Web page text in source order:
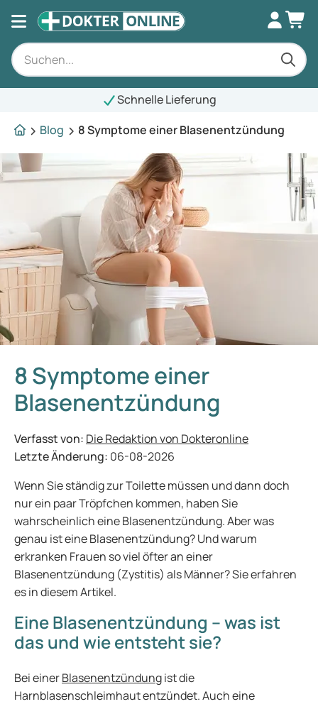
Schnelle Lieferung
Blog
8 Symptome einer Blasenentzündung
8 Symptome einer
Blasenentzündung
Verfasst von: Die Redaktion von Dokteronline
Letzte Änderung: 06-08-2026
Wenn Sie ständig zur Toilette müssen und dann doch
nur ein paar Tröpfchen kommen, haben Sie
wahrscheinlich eine Blasenentzündung. Aber was
genau ist eine Blasenentzündung? Und warum
erkranken Frauen so viel öfter an einer
Blasenentzündung (Zystitis) als Männer? Sie erfahren
es in diesem Artikel.
Eine Blasenentzündung – was ist
das und wie entsteht sie?
Bei einerBlasenentzündungist die
Harnblasenschleimhaut entzündet. Auch eine